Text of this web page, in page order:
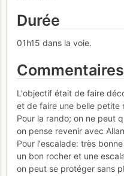
Durée
01h15 dans la voie.
L'objectif était de faire
et de faire une belle petite
Pour la rando; on ne peut
on pense revenir avec
Pour l'escalade: très
un bon rocher et une
on peut se protéger sans